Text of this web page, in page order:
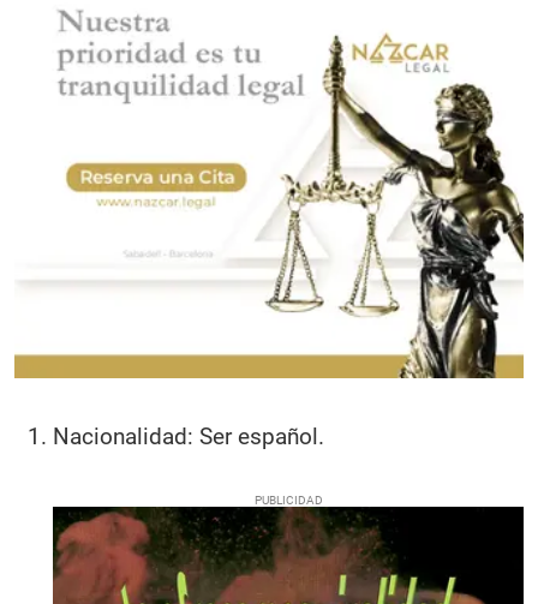
Nacionalidad: Ser español.